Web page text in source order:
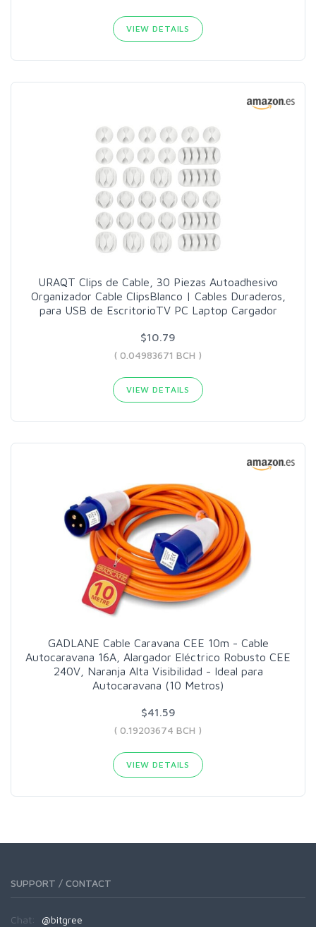
VIEW DETAILS
URAQT Clips de Cable, 30 Piezas Autoadhesivo
Organizador Cable ClipsBlanco | Cables Duraderos,
para USB de EscritorioTV PC Laptop Cargador
$10.79
( 0.04983671 BCH )
VIEW DETAILS
GADLANE Cable Caravana CEE 10m - Cable
Autocaravana 16A, Alargador Eléctrico Robusto CEE
240V, Naranja Alta Visibilidad - Ideal para
Autocaravana (10 Metros)
$41.59
( 0.19203674 BCH )
VIEW DETAILS
SUPPORT / CONTACT
Chat: @bitgree